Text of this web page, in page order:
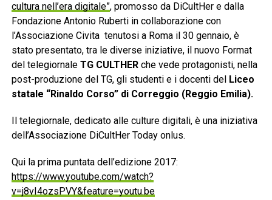
cultura nell’era digitale”, promosso da DiCultHer e dalla
Fondazione Antonio Ruberti in collaborazione con
l’Associazione Civita tenutosi a Roma il 30 gennaio, è
stato presentato, tra le diverse iniziative, il nuovo Format
del telegiornale TG CULTHERche vede protagonisti, nella
post-produzione del TG, gli studenti e i docenti del Liceo
statale “Rinaldo Corso” di Correggio (Reggio Emilia).
Il telegiornale, dedicato alle culture digitali, è una iniziativa
dell’Associazione DiCultHer Today onlus.
Qui la prima puntata dell’edizione 2017:
https://www.youtube.com/watch?
v=j8vI4ozsPVY&feature=youtu.be